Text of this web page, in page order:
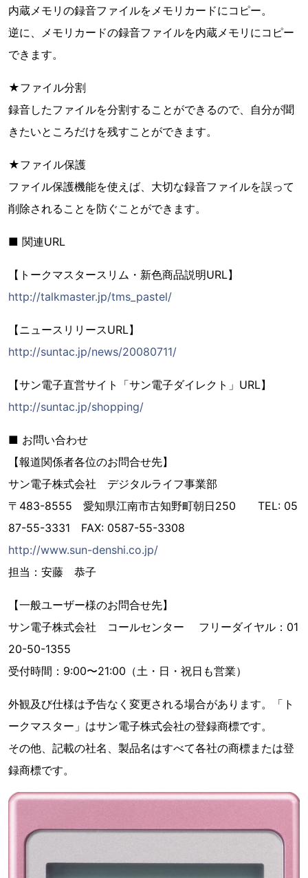
内蔵メモリの録音ファイルをメモリカードにコピー。
逆に、メモリカードの録音ファイルを内蔵メモリにコピー
できます。
★ファイル分割
録音したファイルを分割することができるので、自分が聞
きたいところだけを残すことができます。
★ファイル保護
ファイル保護機能を使えば、大切な録音ファイルを誤って
削除されることを防ぐことができます。
■ 関連URL
【トークマスタースリム・新色商品説明URL】
http://talkmaster.jp/tms_pastel/
【ニュースリリースURL】
http://suntac.jp/news/20080711/
【サン電子直営サイト「サン電子ダイレクト」URL】
http://suntac.jp/shopping/
■ お問い合わせ
【報道関係者各位のお問合せ先】
サン電子株式会社 デジタルライフ事業部
〒483-8555 愛知県江南市古知野町朝日250 TEL: 05
87-55-3331 FAX: 0587-55-3308
http://www.sun-denshi.co.jp/
担当：安藤 恭子
【一般ユーザー様のお問合せ先】
サン電子株式会社 コールセンター フリーダイヤル：01
20-50-1355
受付時間：9:00〜21:00（土・日・祝日も営業）
外観及び仕様は予告なく変更される場合があります。「ト
ークマスター」はサン電子株式会社の登録商標です。
その他、記載の社名、製品名はすべて各社の商標または登
録商標です。